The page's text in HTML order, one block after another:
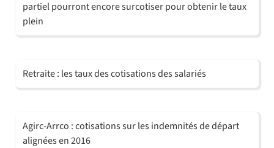
partiel pourront encore surcotiser pour obtenir le taux
plein
Retraite : les taux des cotisations des salariés
Agirc-Arrco : cotisations sur les indemnités de départ
alignées en 2016